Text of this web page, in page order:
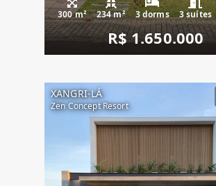
300 m² 234 m² 3 dorms 3 suítes
R$ 1.650.000
XANGRI-LÁ
Zen Concept Resort